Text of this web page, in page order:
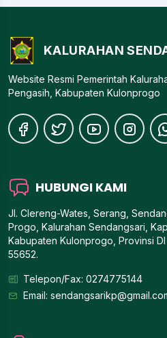
KALURAHAN
Website Resmi Pemerintah
Pengasih, Kabupaten Kulonprogo
HUBUNGI KAMI
Jl. Clereng-Wates, Serang,
Progo, Kalurahan Sendangsari,
Kabupaten Kulonprogo, Provinsi
55652.
Telepon/Fax: 0274775144
Email: